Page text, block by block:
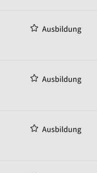
Ausbildung
Ausbildung
Ausbildung